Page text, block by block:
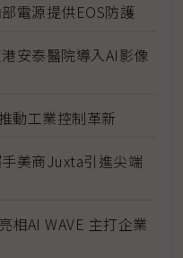
電源提供EOS防護
安泰醫院導入AI影像
動工業控制革新
美商Juxta引進尖端
相AI WAVE 主打企業